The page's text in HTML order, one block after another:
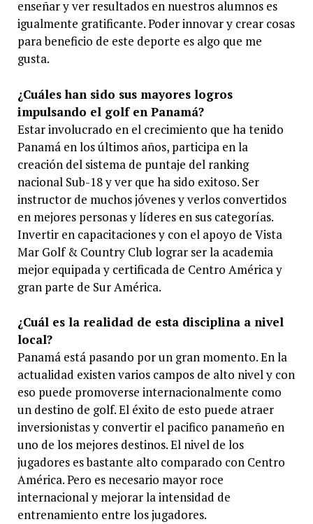
enseñar y ver resultados en nuestros alumnos es
igualmente gratificante. Poder innovar y crear cosas
para beneficio de este deporte es algo que me
gusta.
¿Cuáles han sido sus mayores logros
impulsando el golf en Panamá?
Estar involucrado en el crecimiento que ha tenido
Panamá en los últimos años, participa en la
creación del sistema de puntaje del ranking
nacional Sub-18 y ver que ha sido exitoso. Ser
instructor de muchos jóvenes y verlos convertidos
en mejores personas y líderes en sus categorías.
Invertir en capacitaciones y con el apoyo de Vista
Mar Golf & Country Club lograr ser la academia
mejor equipada y certificada de Centro América y
gran parte de Sur América.
¿Cuál es la realidad de esta disciplina a nivel
local?
Panamá está pasando por un gran momento. En la
actualidad existen varios campos de alto nivel y con
eso puede promoverse internacionalmente como
un destino de golf. El éxito de esto puede atraer
inversionistas y convertir el pacifico panameño en
uno de los mejores destinos. El nivel de los
jugadores es bastante alto comparado con Centro
América. Pero es necesario mayor roce
internacional y mejorar la intensidad de
entrenamiento entre los jugadores.